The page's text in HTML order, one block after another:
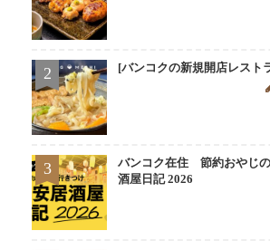
2 [バンコクの新規開店レスト
3
バンコク在住 節約おやじ
酒屋日記 2026